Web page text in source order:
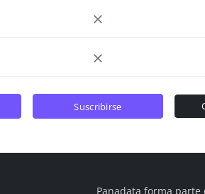
suscribirse
Panadata forma parte